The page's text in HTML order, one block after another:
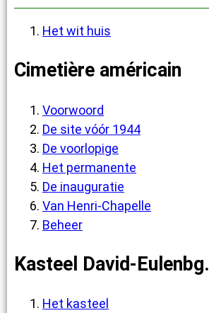
Het wit huis
Cimetière américain
Voorwoord
De site vóór 1944
De voorlopige
Het permanente
De inauguratie
Van Henri-Chapelle
Beheer
Kasteel David-Eulenbg.
Het kasteel